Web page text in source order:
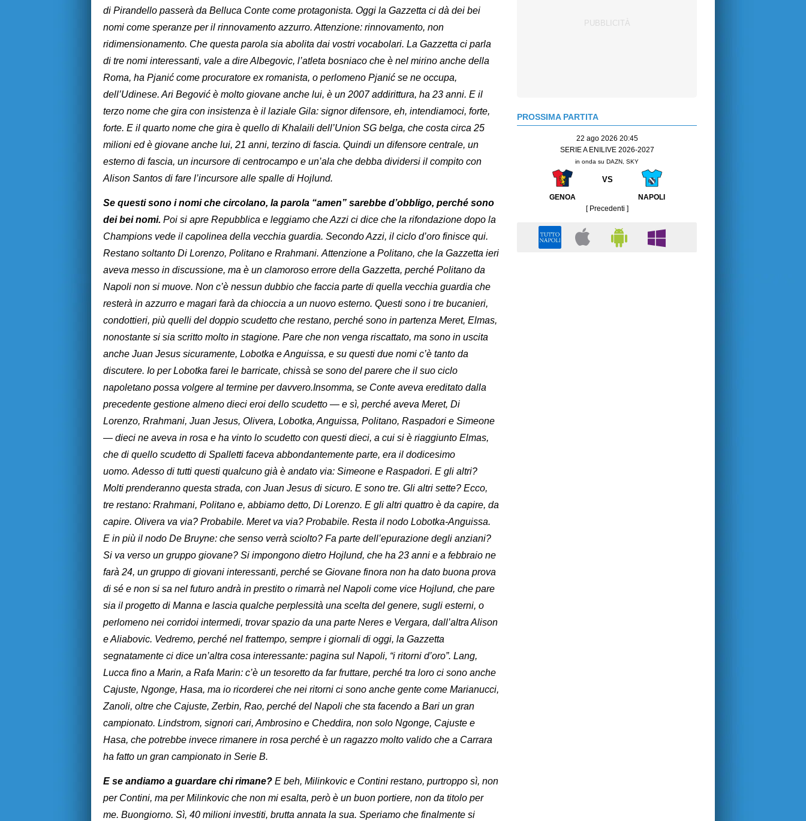
di Pirandello passerà da Belluca Conte come protagonista. Oggi la Gazzetta ci dà dei bei
nomi come speranze per il rinnovamento azzurro. Attenzione: rinnovamento, non
ridimensionamento. Che questa parola sia abolita dai vostri vocabolari. La Gazzetta ci parla
di tre nomi interessanti, vale a dire Albegovic, l’atleta bosniaco che è nel mirino anche della
Roma, ha Pjanić come procuratore ex romanista, o perlomeno Pjanić se ne occupa,
dell’Udinese. Ari Begović è molto giovane anche lui, è un 2007 addirittura, ha 23 anni. E il
terzo nome che gira con insistenza è il laziale Gila: signor difensore, eh, intendiamoci, forte,
forte. E il quarto nome che gira è quello di Khalaili dell’Union SG belga, che costa circa 25
milioni ed è giovane anche lui, 21 anni, terzino di fascia. Quindi un difensore centrale, un
esterno di fascia, un incursore di centrocampo e un’ala che debba dividersi il compito con
Alison Santos di fare l’incursore alle spalle di Hojlund.
Se questi sono i nomi che circolano, la parola “amen” sarebbe d’obbligo, perché sono
dei bei nomi. Poi si apre Repubblica e leggiamo che Azzi ci dice che la rifondazione dopo la
Champions vede il capolinea della vecchia guardia. Secondo Azzi, il ciclo d’oro finisce qui.
Restano soltanto Di Lorenzo, Politano e Rrahmani. Attenzione a Politano, che la Gazzetta ieri
aveva messo in discussione, ma è un clamoroso errore della Gazzetta, perché Politano da
Napoli non si muove. Non c’è nessun dubbio che faccia parte di quella vecchia guardia che
resterà in azzurro e magari farà da chioccia a un nuovo esterno. Questi sono i tre bucanieri,
condottieri, più quelli del doppio scudetto che restano, perché sono in partenza Meret, Elmas,
nonostante si sia scritto molto in stagione. Pare che non venga riscattato, ma sono in uscita
anche Juan Jesus sicuramente, Lobotka e Anguissa, e su questi due nomi c’è tanto da
discutere. Io per Lobotka farei le barricate, chissà se sono del parere che il suo ciclo
napoletano possa volgere al termine per davvero.Insomma, se Conte aveva ereditato dalla
precedente gestione almeno dieci eroi dello scudetto — e sì, perché aveva Meret, Di
Lorenzo, Rrahmani, Juan Jesus, Olivera, Lobotka, Anguissa, Politano, Raspadori e Simeone
— dieci ne aveva in rosa e ha vinto lo scudetto con questi dieci, a cui si è riaggiunto Elmas,
che di quello scudetto di Spalletti faceva abbondantemente parte, era il dodicesimo
uomo. Adesso di tutti questi qualcuno già è andato via: Simeone e Raspadori. E gli altri?
Molti prenderanno questa strada, con Juan Jesus di sicuro. E sono tre. Gli altri sette? Ecco,
tre restano: Rrahmani, Politano e, abbiamo detto, Di Lorenzo. E gli altri quattro è da capire, da
capire. Olivera va via? Probabile. Meret va via? Probabile. Resta il nodo Lobotka-Anguissa.
E in più il nodo De Bruyne: che senso verrà sciolto? Fa parte dell’epurazione degli anziani?
Si va verso un gruppo giovane? Si impongono dietro Hojlund, che ha 23 anni e a febbraio ne
farà 24, un gruppo di giovani interessanti, perché se Giovane finora non ha dato buona prova
di sé e non si sa nel futuro andrà in prestito o rimarrà nel Napoli come vice Hojlund, che pare
sia il progetto di Manna e lascia qualche perplessità una scelta del genere, sugli esterni, o
perlomeno nei corridoi intermedi, trovar spazio da una parte Neres e Vergara, dall’altra Alison
e Aliabovic. Vedremo, perché nel frattempo, sempre i giornali di oggi, la Gazzetta
segnatamente ci dice un’altra cosa interessante: pagina sul Napoli, “i ritorni d’oro”. Lang,
Lucca fino a Marin, a Rafa Marin: c’è un tesoretto da far fruttare, perché tra loro ci sono anche
Cajuste, Ngonge, Hasa, ma io ricorderei che nei ritorni ci sono anche gente come Marianucci,
Zanoli, oltre che Cajuste, Zerbin, Rao, perché del Napoli che sta facendo a Bari un gran
campionato. Lindstrom, signori cari, Ambrosino e Cheddira, non solo Ngonge, Cajuste e
Hasa, che potrebbe invece rimanere in rosa perché è un ragazzo molto valido che a Carrara
ha fatto un gran campionato in Serie B.
E se andiamo a guardare chi rimane? E beh, Milinkovic e Contini restano, purtroppo sì, non
per Contini, ma per Milinkovic che non mi esalta, però è un buon portiere, non da titolo per
me. Buongiorno. Sì, 40 milioni investiti, brutta annata la sua. Speriamo che finalmente si
PROSSIMA PARTITA
22 ago 2026 20:45
SERIE A ENILIVE 2026-2027
in onda su DAZN, SKY
VS
GENOA
NAPOLI
[ Precedenti ]